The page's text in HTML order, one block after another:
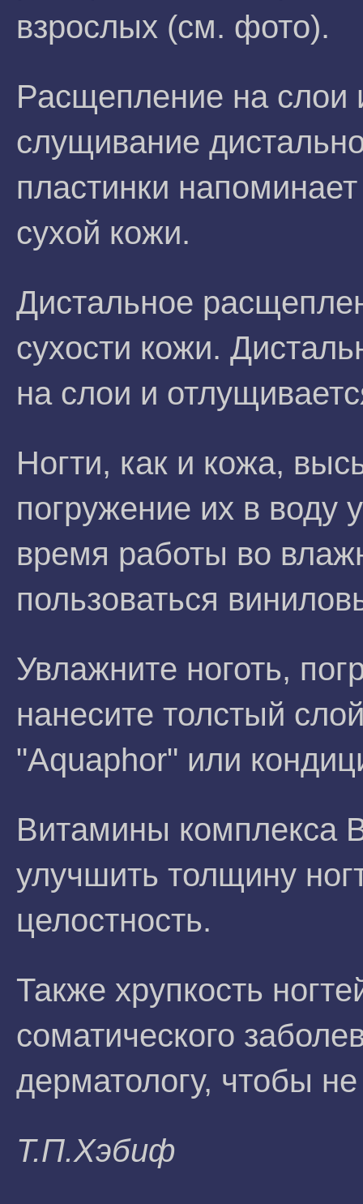
взрослых (см. фото).
Расщепление на слои
слущивание
пластинки
сухой кожи.
Дистальное
сухости кожи.
на слои и
Ногти, как и кожа,
погружение их в воду
время работы во
пользоваться
Увлажните ноготь,
нанесите толстый
"Aquaphor" или
Витамины комплекса
улучшить толщину
целостность.
Также хрупкость
соматического
дерматологу, чтобы не
Т.П.Xэбиф